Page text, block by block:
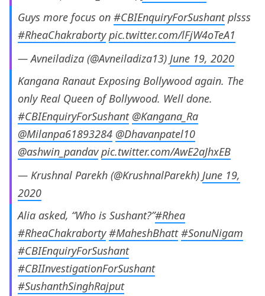
Guys more focus on #CBIEnquiryForSushantplsss
#RheaChakraborty pic.twitter.com/lFjW4oTeA1
— Avneiladiza (@Avneiladiza13) June 19, 2020
Kangana Ranaut Exposing Bollywood again. The
only Real Queen of Bollywood. Well done.
#CBIEnquiryForSushant @Kangana_Ra
@Milanpa61893284 @Dhavanpatel10
@ashwin_pandav pic.twitter.com/AwE2aJhxEB
— Krushnal Parekh (@KrushnalParekh) June 19,
2020
Alia asked, “Who is Sushant?”#Rhea
#RheaChakraborty #MaheshBhatt #SonuNigam
#CBIEnquiryForSushant
#CBIInvestigationForSushant
#SushanthSinghRajput